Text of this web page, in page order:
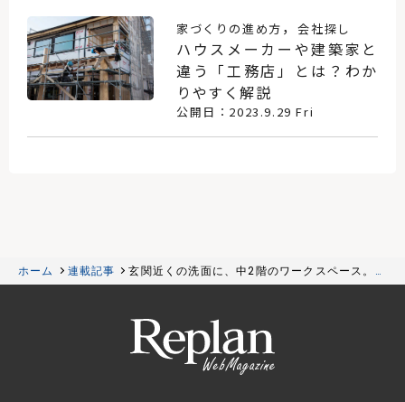
家づくりの進め方 ，会社探し
ハウスメーカーや建築家と
違う「工務店」とは？わか
りやすく解説
公開日：2023.9.29 Fri
ホーム 連載記事
玄関近くの洗面に、中2階のワークスペース。自
慢のわが家で育む家族の時間